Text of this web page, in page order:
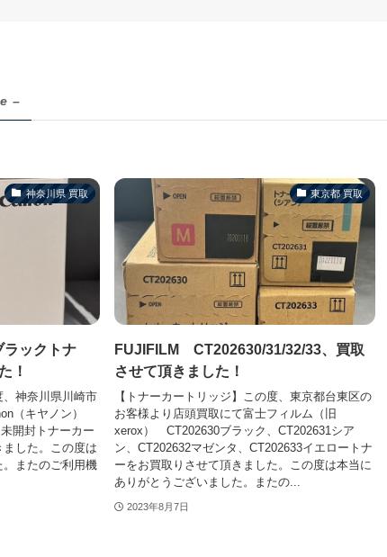
–
神奈川県 買取
ックトナ
！
、神奈川県川崎市
（キヤノン）
開封トナーカー
ました。この度は
またのご利用機
東京都 買取
FUJIFILM CT202630/31/32/33、買取
させて頂きました！
【トナーカートリッジ】この度、東京都台東区の
お客様より店頭買取にて富士フィルム（旧
xerox） CT202630ブラック、CT202631シア
ン、CT202632マゼンタ、CT202633イエロートナ
ーをお買取りさせて頂きました。この度は本当に
ありがとうございました。またの...
2023年8月7日